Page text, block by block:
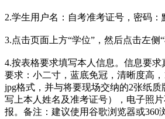
2.学生用户名：自考准考证号，密码：
3.点击页面上方“学位”，然后点击左侧“
4.按表格要求填写本人信息。信息要
要求：小二寸，蓝底免冠，清晰度高，
jpg格式，并与将要现场交纳的2张纸
写上本人姓名及准考证号），电子照
报。备注：建议使用谷歌浏览器或360